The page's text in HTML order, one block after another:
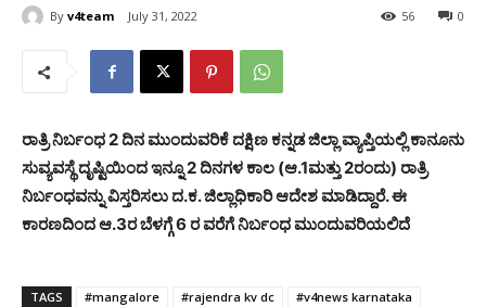
By v4team July 31, 2022 0
56
ರಾತ್ರಿ ನಿರ್ಬಂಧ 2 ದಿನ ಮುಂದುವರಿಕೆ ದಕ್ಷಿಣ ಕನ್ನಡ ಜಿಲ್ಲಾ ವ್ಯಾಪ್ತಿಯಲ್ಲಿ ಕಾನೂನು
ಸುವ್ಯವಸ್ಥೆ ದೃಷ್ಟಿಯಿಂದ ಇನ್ನೂ 2 ದಿನಗಳ ಕಾಲ (ಆ.1ಮತ್ತು 2ರಂದು) ರಾತ್ರಿ
ನಿರ್ಬಂಧವನ್ನು ವಿಸ್ತರಿಸಲು ದ.ಕ. ಜಿಲ್ಲಾಧಿಕಾರಿ ಆದೇಶ ಮಾಡಿದ್ದಾರೆ. ಈ
ಕಾರಣದಿಂದ ಆ.3ರ ಬೆಳಗ್ಗೆ 6 ರ ವರೆಗೆ ನಿರ್ಬಂಧ ಮುಂದುವರಿಯಲಿದೆ
TAGS #mangalore #rajendra kv dc
#v4news karnataka